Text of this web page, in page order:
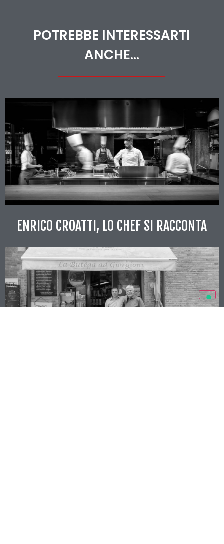
POTREBBE INTERESSARTI
ANCHE...
ENRICO CROATTI, LO CHEF SI RACCONTA